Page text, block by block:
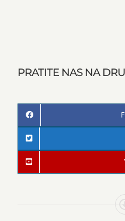
PRATITE NAS NA